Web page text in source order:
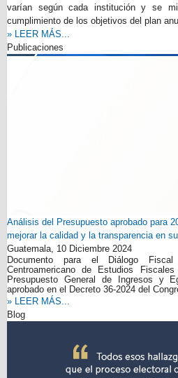
varían según cada institución y se
cumplimiento de los objetivos del plan
» LEER MÁS...
Publicaciones
Análisis del Presupuesto aprobado para
mejorar la calidad y la transparencia en
Guatemala, 10 Diciembre 2024
Documento para el Diálogo
Centroamericano de Estudios
Presupuesto General de Ingresos y
aprobado en el Decreto 36-2024 del
» LEER MÁS...
Blog